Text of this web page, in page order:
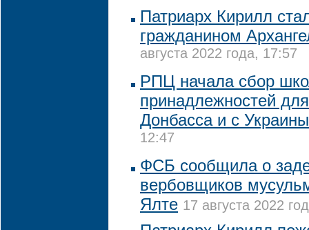
Патриарх Кирилл
гражданином
августа 2022 года, 17:57
РПЦ начала сбор
принадлежностей
Донбасса и с Украины
12:47
ФСБ сообщила о
вербовщиков
Ялте 17 августа 2022